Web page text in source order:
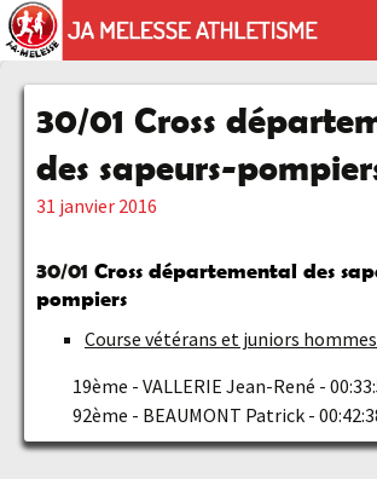
30/01 Cross
des sapeurs-
31 janvier 2016
30/01 Cross départemental des
pompiers
Course vétérans et juniors
19ème - VALLERIE Jean-René -
92ème - BEAUMONT Patrick -